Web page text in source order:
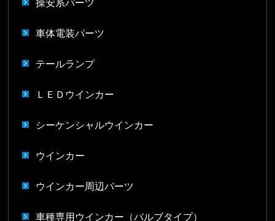
操安系パーツ
車体電装パーツ
テールランプ
ＬＥＤウインカー
シーケンシャルウインカー
ウインカー
ウインカー周辺パーツ
車種専用ウインカー（バルブタイプ）